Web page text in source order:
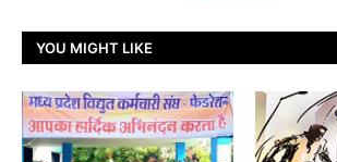
YOU MIGHT LIKE